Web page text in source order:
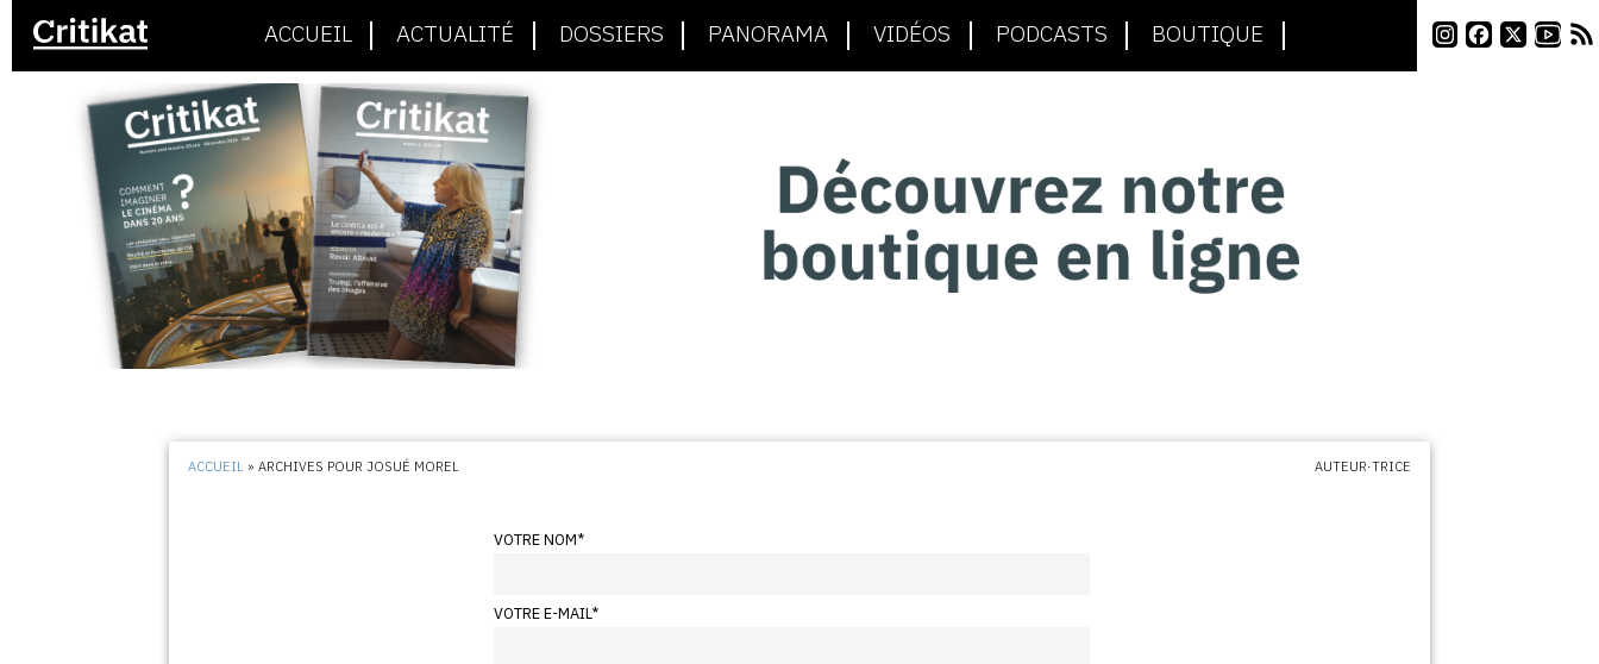
ACCUEIL ACTUALITÉ DOSSIERS PANORAMA VIDÉOS PODCASTS BOUTIQUE
ACCUEIL »ARCHIVES POUR JOSUÉ MOREL AUTEUR·TRICE
VOTRE NOM*
VOTRE E-MAIL*